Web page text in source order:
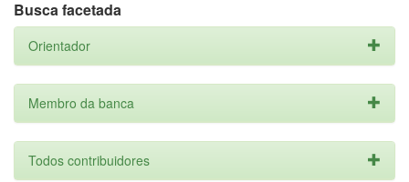
Busca facetada
Orientador
Membro da banca
Todos contribuidores